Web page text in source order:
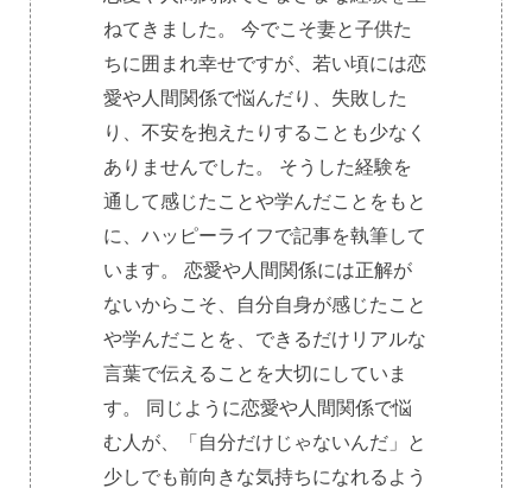
ねてきました。 今でこそ妻と子供た
ちに囲まれ幸せですが、若い頃には恋
愛や人間関係で悩んだり、失敗した
り、不安を抱えたりすることも少なく
ありませんでした。 そうした経験を
通して感じたことや学んだことをもと
に、ハッピーライフで記事を執筆して
います。 恋愛や人間関係には正解が
ないからこそ、自分自身が感じたこと
や学んだことを、できるだけリアルな
言葉で伝えることを大切にしていま
す。 同じように恋愛や人間関係で悩
む人が、「自分だけじゃないんだ」と
少しでも前向きな気持ちになれるよう